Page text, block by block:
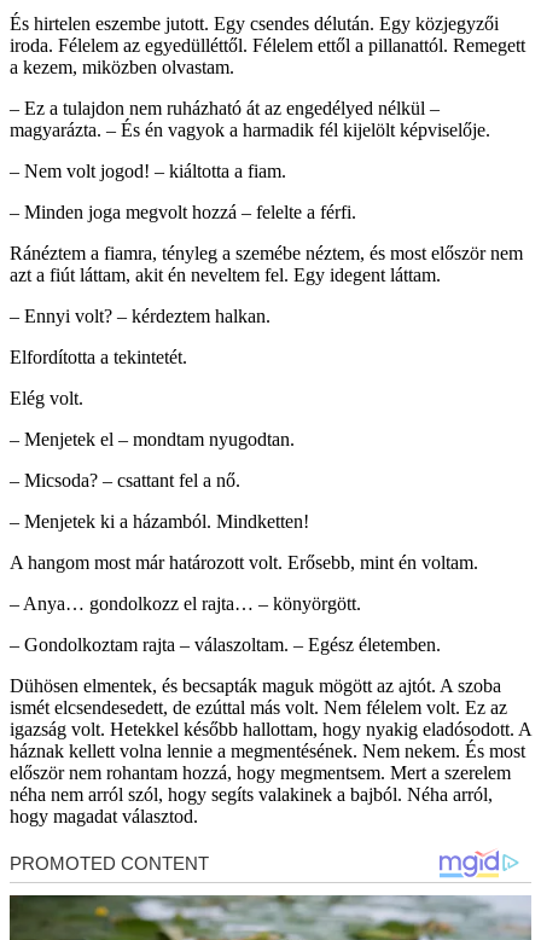
És hirtelen eszembe jutott. Egy csendes délután. Egy közjegyzői
iroda. Félelem az egyedülléttől. Félelem ettől a pillanattól. Remegett
a kezem, miközben olvastam.
– Ez a tulajdon nem ruházható át az engedélyed nélkül –
magyarázta. – És én vagyok a harmadik fél kijelölt képviselője.
– Nem volt jogod! – kiáltotta a fiam.
– Minden joga megvolt hozzá – felelte a férfi.
Ránéztem a fiamra, tényleg a szemébe néztem, és most először nem
azt a fiút láttam, akit én neveltem fel. Egy idegent láttam.
– Ennyi volt? – kérdeztem halkan.
Elfordította a tekintetét.
Elég volt.
– Menjetek el – mondtam nyugodtan.
– Micsoda? – csattant fel a nő.
– Menjetek ki a házamból. Mindketten!
A hangom most már határozott volt. Erősebb, mint én voltam.
– Anya… gondolkozz el rajta… – könyörgött.
– Gondolkoztam rajta – válaszoltam. – Egész életemben.
Dühösen elmentek, és becsapták maguk mögött az ajtót. A szoba
ismét elcsendesedett, de ezúttal más volt. Nem félelem volt. Ez az
igazság volt. Hetekkel később hallottam, hogy nyakig eladósodott. A
háznak kellett volna lennie a megmentésének. Nem nekem. És most
először nem rohantam hozzá, hogy megmentsem. Mert a szerelem
néha nem arról szól, hogy segíts valakinek a bajból. Néha arról,
hogy magadat választod.